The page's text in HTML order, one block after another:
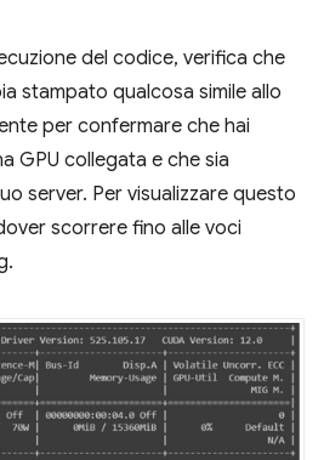
del codice, verifica che
stampato qualcosa simile allo
per confermare che hai
GPU collegata e che sia
server. Per visualizzare questo
scorrere fino alle voci